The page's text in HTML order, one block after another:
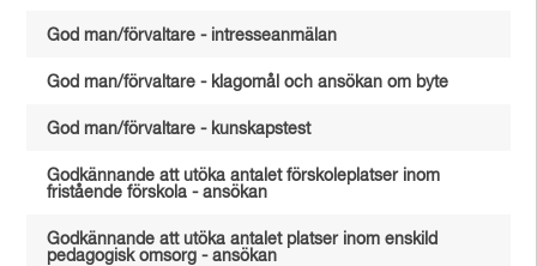
God man/förvaltare - intresseanmälan
God man/förvaltare - klagomål och ansökan om byte
God man/förvaltare - kunskapstest
Godkännande att utöka antalet förskoleplatser inom
fristående förskola - ansökan
Godkännande att utöka antalet platser inom enskild
pedagogisk omsorg - ansökan